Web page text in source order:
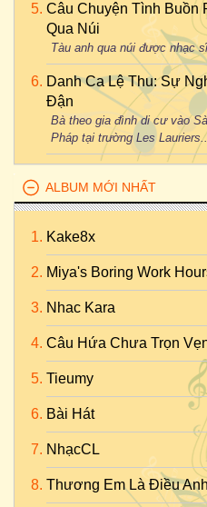
Câu Chuyện Tình Buồn
Qua Núi
Tàu anh qua núi được nhạc
Danh Ca Lệ Thu: Sự
Đận
Bà theo gia đình di cư vào
Pháp tại trường Les
ALBUM MỚI NHẤT
Kake8x
Miya's Boring Work
Nhac Kara
Câu Hứa Chưa Trọn
Tieumy
Bài Hát
NhạcCL
Thương Em Là Điều